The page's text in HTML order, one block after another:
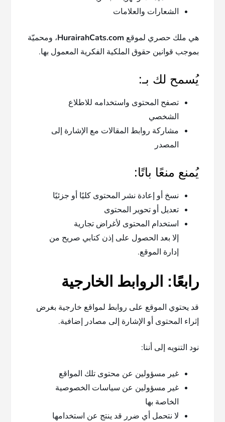
الشعارات والعلامات
هي ملك حصري لموقع HurairahCats.com، ومحميّة
بموجب قوانين حقوق الملكية الفكرية المعمول بها.
يُسمح لك بـ:
تصفح المحتوى واستخدامه للاطلاع
الشخصي
مشاركة روابط المقالات مع الإشارة إلى
المصدر
يُمنع منعًا باتًا:
نسخ أو إعادة نشر المحتوى كليًا أو جزئيًا
تعديل أو تحوير المحتوى
استخدام المحتوى لأغراض تجارية
إلا بعد الحصول على إذن كتابي صريح من
إدارة الموقع.
رابعًا: الروابط الخارجية
قد يحتوي الموقع على روابط لمواقع خارجية بغرض
إثراء المحتوى أو الإشارة إلى مصادر إضافية.
نود التنويه إلى أننا:
غير مسؤولين عن محتوى تلك المواقع
غير مسؤولين عن سياسات الخصوصية
الخاصة بها
لا نتحمل أي ضرر قد ينتج عن استخدامها